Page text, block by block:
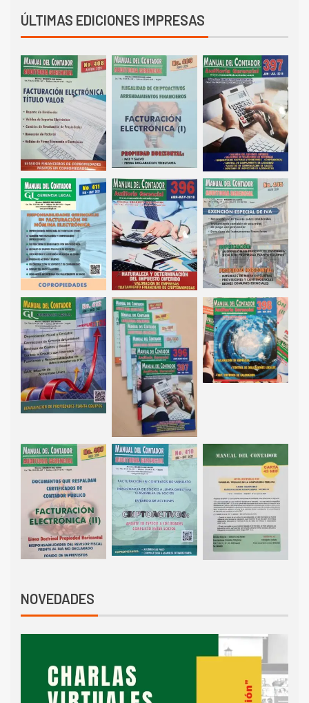
ÚLTIMAS EDICIONES IMPRESAS
NOVEDADES